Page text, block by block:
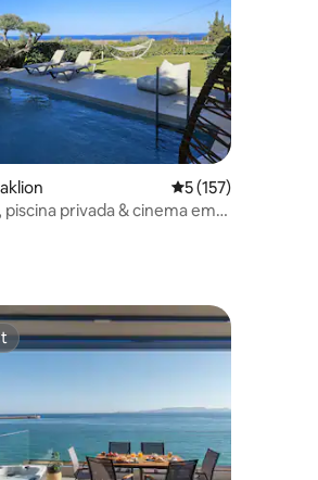
de 5, 26 avaliações
5 de uma avaliação
5 (157)
privada & cinema em
Sight